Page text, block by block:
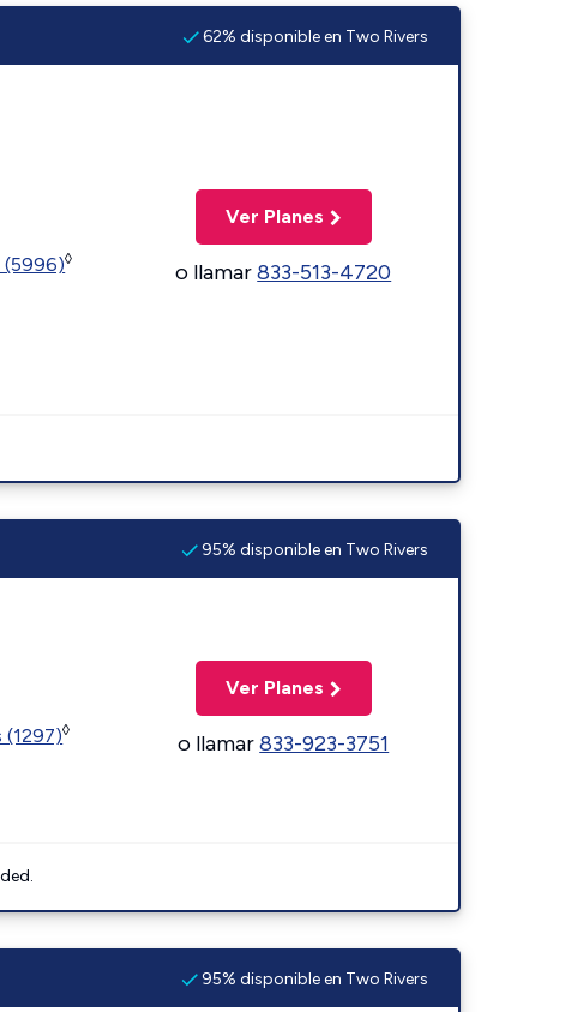
62% disponible en Two Rivers
(5996)◊
Ver Planes
o llamar833-513-4720
95% disponible en Two Rivers
(1297)◊
Ver Planes
o llamar833-923-3751
95% disponible en Two Rivers